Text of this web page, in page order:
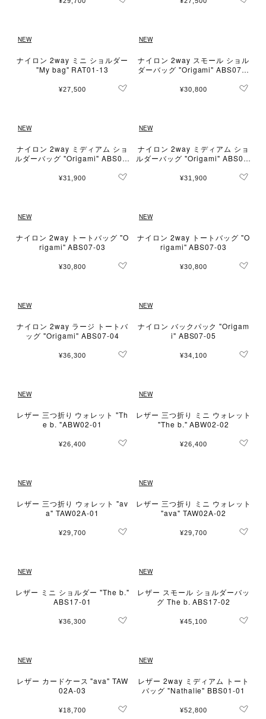
NEW
ナイロン 2way ミニ ショルダー
"My bag" RAT01-13
¥27,500
NEW
ナイロン 2way スモール ショル
ダーバッグ "Origami" ABS07-0
¥30,800
NEW
ナイロン 2way ミディアム ショ
ルダーバッグ "Origami" ABS07-
¥31,900
NEW
ナイロン 2way ミディアム ショ
ルダーバッグ "Origami" ABS07-
¥31,900
NEW
ナイロン 2way トートバッグ "O
rigami" ABS07-03
¥30,800
NEW
ナイロン 2way トートバッグ "O
rigami" ABS07-03
¥30,800
NEW
ナイロン 2way ラージ トートバ
ッグ "Origami" ABS07-04
¥36,300
NEW
ナイロン バックパック "Origam
i" ABS07-05
¥34,100
NEW
レザー 三つ折り ウォレット "Th
e b. "ABW02-01
¥26,400
NEW
レザー 三つ折り ミニ ウォレット
"The b." ABW02-02
¥26,400
NEW
レザー 三つ折り ウォレット "av
a" TAW02A-01
¥29,700
NEW
レザー 三つ折り ミニ ウォレット
"ava" TAW02A-02
¥29,700
NEW
レザー ミニ ショルダー "The b."
ABS17-01
¥36,300
NEW
レザー スモール ショルダーバッ
グ The b. ABS17-02
¥45,100
NEW
レザー カードケース "ava" TAW
02A-03
¥18,700
NEW
レザー 2way ミディアム トート
バッグ "Nathalie" BBS01-01
¥52,800